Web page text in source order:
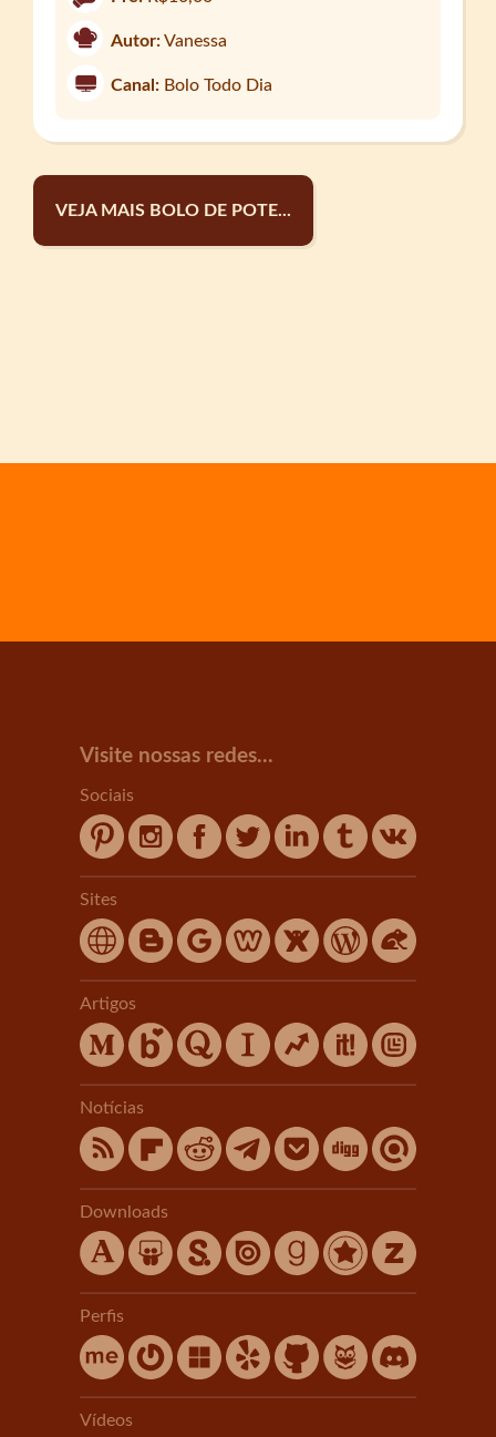
Autor:Vanessa
Canal: Bolo Todo Dia
VEJA MAIS BOLO DE POTE...
Visite nossas redes...
Sociais
Sites
Artigos
Notícias
Downloads
Perfis
Vídeos